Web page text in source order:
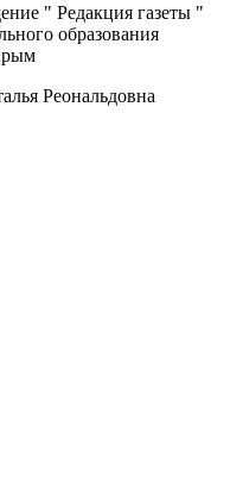
" Редакция газеты "
образования
Реональдовна